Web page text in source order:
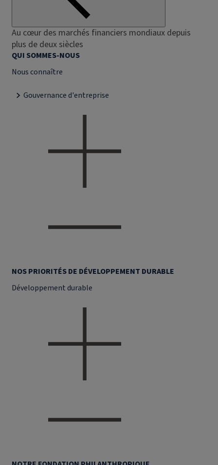
Au cœur des marchés financiers mondiaux depuis
plus de deux siècles
QUI SOMMES-NOUS
Nous connaître
Gouvernance d'entreprise
NOS PRIORITÉS DE DÉVELOPPEMENT DURABLE
Développement durable